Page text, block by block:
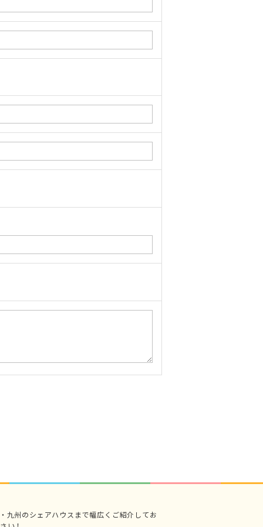
九州のシェアハウスまで幅広くご紹介してお